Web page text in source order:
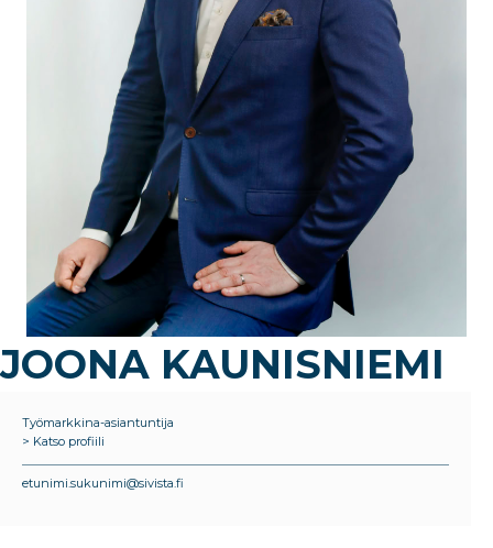
JOONA KAUNISNIEMI
Työmarkkina-asiantuntija
> Katso profiili
etunimi.sukunimi@sivista.fi